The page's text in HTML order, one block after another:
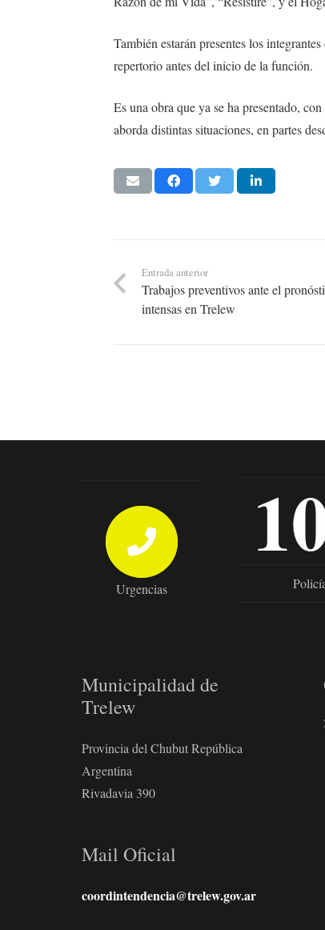
También estarán presentes los
repertorio antes del inicio de la función.
Es una obra que ya se ha presentado,
aborda distintas situaciones, en partes
Entrada anterior
Trabajos preventivos ante el
intensas en Trelew
Urgencias
Municipalidad de
Trelew
Provincia del Chubut República
Argentina
Rivadavia 390
Mail Oficial
coordintendencia@trelew.gov.ar